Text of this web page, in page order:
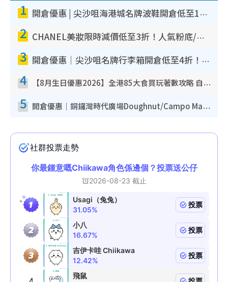
1 開倉優惠 | 尖沙咀海港城名牌波鞋開倉低至1折！On鞋$899起／Joy&Peace鞋履$98起
2 CHANEL美妝限時減價低至3折！人氣粉底/唇膏/精華液低至$275！COCO香水都有平
3 開倉優惠｜尖沙咀名牌行李箱開倉低至4折！一連5日 American Tourister/ace./Hallmark $200起！
4 【8月生日優惠2026】全港85大食買玩著數攻略 自助餐/火鍋放題同行免費＋誠品/DONKI送現金券
5 開倉優惠｜銅鑼灣時代廣場Doughnut/Campo Marzio開倉低至1折！背囊、書包、手袋劈價$200起